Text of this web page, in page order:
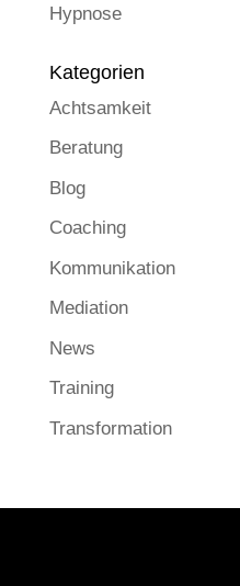
Hypnose
Kategorien
Achtsamkeit
Beratung
Blog
Coaching
Kommunikation
Mediation
News
Training
Transformation